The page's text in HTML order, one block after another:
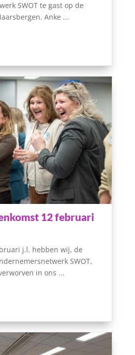
SWOT te gast op de
Anke ...
12 februari
j.l. hebben wij, de
SWOT,
in ons ...